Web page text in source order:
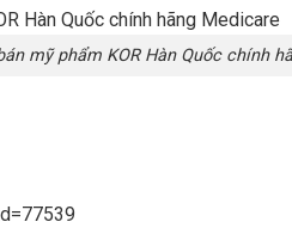
mỹ phẩm KOR Hàn Quốc chính